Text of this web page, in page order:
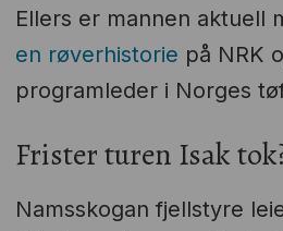
Ellers er mannen aktuell
en røverhistorie på NRK
programleder i Norges
Frister turen Isak
Namsskogan fjellstyre